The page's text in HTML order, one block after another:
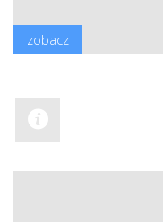
zobacz